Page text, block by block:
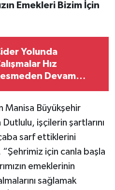
Emekleri Bizim İçin
Yolunda
Hız
Devam
Manisa Büyükşehir
işçilerin şartlarını
sarf ettiklerini
için canla başla
emeklerinin
sağlamak